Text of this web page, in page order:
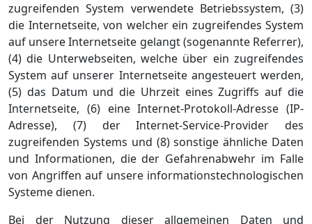
zugreifenden System verwendete Betriebssystem, (3)
die Internetseite, von welcher ein zugreifendes System
auf unsere Internetseite gelangt (sogenannte Referrer),
(4) die Unterwebseiten, welche über ein zugreifendes
System auf unserer Internetseite angesteuert werden,
(5) das Datum und die Uhrzeit eines Zugriffs auf die
Internetseite, (6) eine Internet-Protokoll-Adresse (IP-
Adresse), (7) der Internet-Service-Provider des
zugreifenden Systems und (8) sonstige ähnliche Daten
und Informationen, die der Gefahrenabwehr im Falle
von Angriffen auf unsere informationstechnologischen
Systeme dienen.
Bei der Nutzung dieser allgemeinen Daten und